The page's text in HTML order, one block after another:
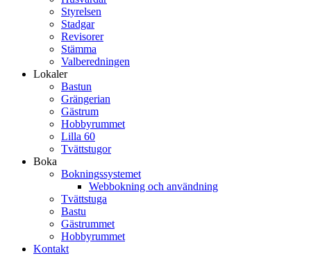
Styrelsen
Stadgar
Revisorer
Stämma
Valberedningen
Lokaler
Bastun
Grängerian
Gästrum
Hobbyrummet
Lilla 60
Tvättstugor
Boka
Bokningssystemet
Webbokning och användning
Tvättstuga
Bastu
Gästrummet
Hobbyrummet
Kontakt